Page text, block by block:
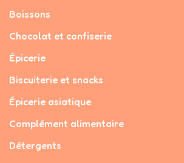
Boissons
Chocolat et confiserie
Épicerie
Biscuiterie et snacks
Épicerie asiatique
Complément alimentaire
Détergents